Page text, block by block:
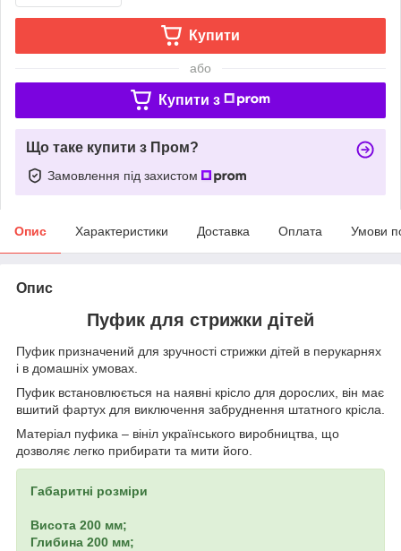
Купити
або
Купити з
Що таке купити з Пром?
Замовлення під захистом
Опис Характеристики Доставка Оплата Умови
Опис
Пуфик для стрижки дітей
Пуфик призначений для зручності стрижки дітей в перукарнях
і в домашніх умовах.
Пуфик встановлюється на наявні крісло для дорослих, він має
вшитий фартух для виключення забруднення штатного крісла.
Матеріал пуфика – вініл українського виробництва, що
дозволяє легко прибирати та мити його.
Габаритні розміри
Висота 200 мм;
Глибина 200 мм;